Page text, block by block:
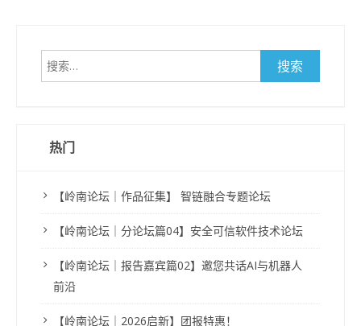
搜
索：
热门
【岭南论坛｜作品征集】 智链融合专题论坛
【岭南论坛｜分论坛篇04】安全可信软件技术论坛
【岭南论坛｜报告嘉宾篇02】邀您共话AI与机器人
前沿
【岭南论坛｜2026启新】团报特惠！